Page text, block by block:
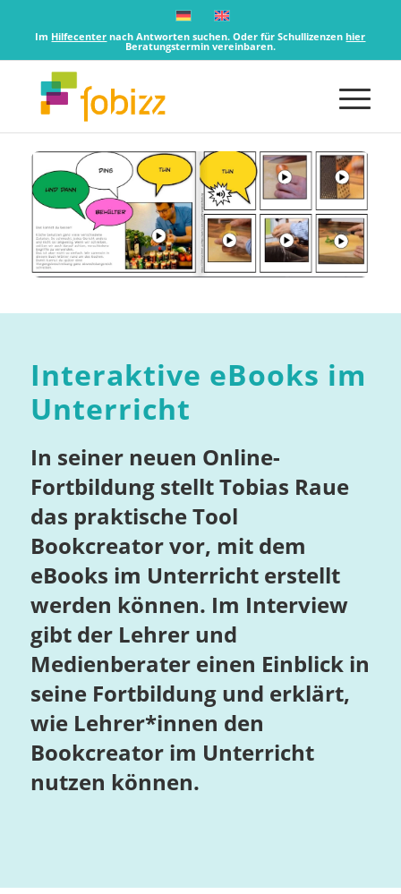
Im Hilfecenter nach Antworten suchen. Oder für Schullizenzenhier
Beratungstermin vereinbaren.
Interaktive eBooks im
Unterricht
In seiner neuen Online-
Fortbildung stellt Tobias Raue
das praktische Tool
Bookcreator vor, mit dem
eBooks im Unterricht erstellt
werden können. Im Interview
gibt der Lehrer und
Medienberater einen Einblick in
seine Fortbildung und erklärt,
wie Lehrer*innen den
Bookcreator im Unterricht
nutzen können.